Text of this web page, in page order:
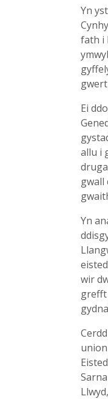
Yn
fath i
Ei
allu i
gwall
Yn
wir
grefft